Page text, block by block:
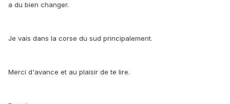
a du bien changer.
Je vais dans la corse du sud principalement.
Merci d'avance et au plaisir de te lire.